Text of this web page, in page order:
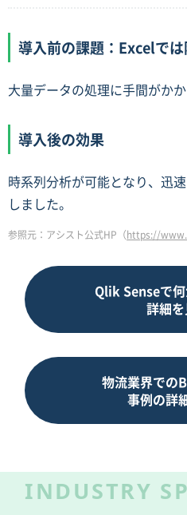
導入前の課題：Excelで
大量データの処理に手間がか
導入後の効果
時系列分析が可能となり、迅
しました。
参照元：アシスト公式HP（https://
Qlik Senseで
詳細
物流業界での
事例の詳
INDUSTRY